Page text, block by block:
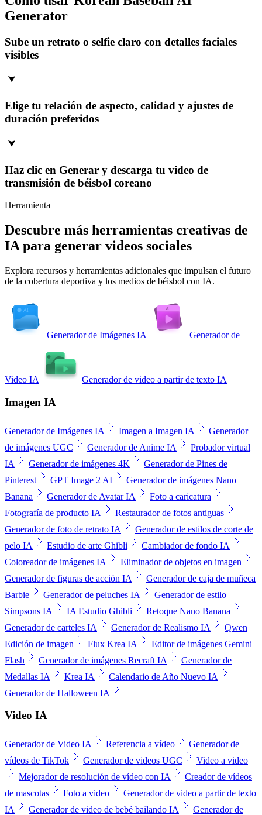
Generator
Sube un retrato o selfie claro con detalles faciales
visibles
Elige tu relación de aspecto, calidad y ajustes de
duración preferidos
Haz clic en Generar y descarga tu video de
transmisión de béisbol coreano
Herramienta
Descubre más herramientas creativas de
IA para generar videos sociales
Explora recursos y herramientas adicionales que impulsan el futuro
de la cobertura deportiva y los medios de béisbol con IA.
Generador de Imágenes IA Generador de
Video IA Generador de video a partir de texto IA
Imagen IA
Generador de Imágenes IA Imagen a Imagen IA
Generador
de imágenes UGC
Generador de Anime IA
Probador virtual
IA
Generador de imágenes 4K
Generador de Pines de
Pinterest
GPT Image 2 AI
Generador de imágenes Nano
Banana
Generador de Avatar IA
Foto a caricatura
Fotografía de producto IA
Restaurador de fotos antiguas
Generador de foto de retrato IA
Generador de estilos de corte de
pelo IA
Estudio de arte Ghibli
Cambiador de fondo IA
Coloreador de imágenes IA
Eliminador de objetos en imagen
Generador de figuras de acción IA
Generador de caja de muñeca
Barbie
Generador de peluches IA
Generador de estilo
Simpsons IA
IA Estudio Ghibli
Retoque Nano Banana
Generador de carteles IA
Generador de Realismo IA
Qwen
Edición de imagen
Flux Krea IA
Editor de imágenes Gemini
Flash
Generador de imágenes Recraft IA
Generador de
Medallas IA
Krea IA
Calendario de Año Nuevo IA
Generador de Halloween IA
Video IA
Generador de Video IA Referencia a vídeo
Generador de
vídeos de TikTok
Generador de videos UGC
Video a video
Mejorador de resolución de vídeo con IA
Creador de vídeos
de mascotas
Foto a video
Generador de video a partir de texto
IA
Generador de video de bebé bailando IA
Generador de